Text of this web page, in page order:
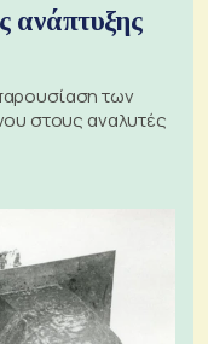
ανάπτυξης
των
στους αναλυτές